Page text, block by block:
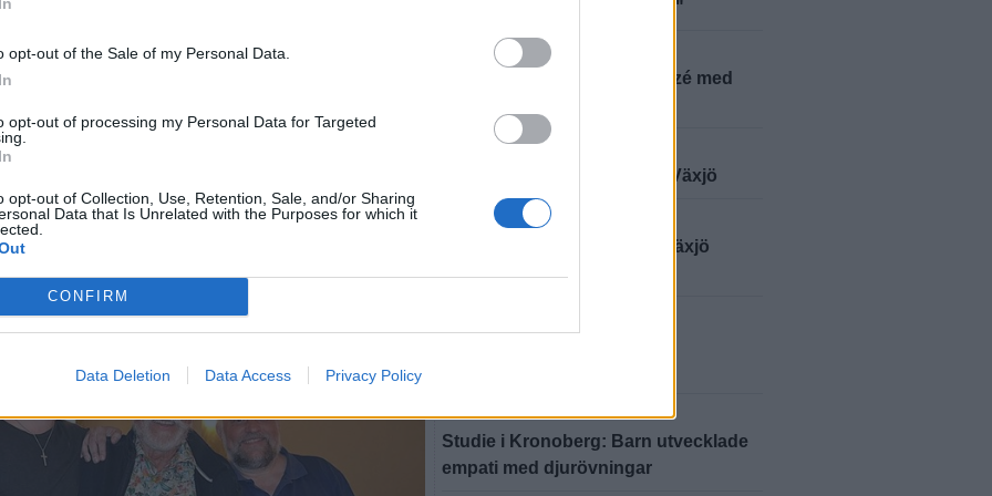
opt-out of the Sale of my Personal Data.
opt-out of processing my Personal Data for Targeted
opt-out of Collection, Use, Retention, Sale, and/or Sharing
Data that Is Unrelated with the Purposes for which it
CONFIRM
Data Deletion Data Access Privacy Policy
med och att vi alla tre var med samtidigt på
att vi tre har ett gemensamt intresse.
var med, tycker Gunnar.
"Osmidiga och byråkratiska"
2026-8-7 KL. 15:30
Biskop Modéus reser till Taizé med
2026-8-7 KL. 14:00
Leijonkungen på valturné i Växjö
2026-8-7 KL. 13:41
Nybildad iransk förening i Växjö
ordnade festival
VÄXJÖ
Studie i Kronoberg: Barn utvecklade
empati med djurövningar